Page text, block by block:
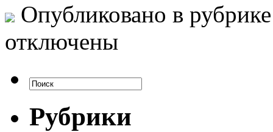
Опубликовано в
отключены
Рубрики